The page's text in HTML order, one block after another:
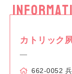
カトリック
662-0052